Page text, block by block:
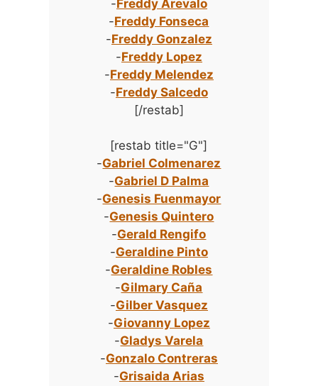
-Freddy Arevalo
-Freddy Fonseca
-Freddy Gonzalez
-Freddy Lopez
-Freddy Melendez
-Freddy Salcedo
[/restab]
[restab title="G"]
-Gabriel Colmenarez
-Gabriel D Palma
-Genesis Fuenmayor
-Genesis Quintero
-Gerald Rengifo
-Geraldine Pinto
-Geraldine Robles
-Gilmary Caña
-Gilber Vasquez
-Giovanny Lopez
-Gladys Varela
-Gonzalo Contreras
-Grisaida Arias